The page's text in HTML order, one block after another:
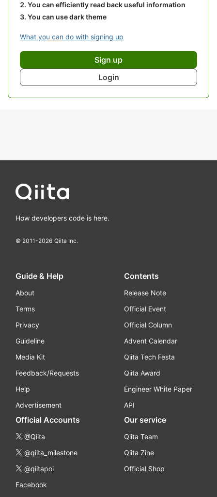
You can efficiently read back useful information
You can use dark theme
What you can do with signing up
Sign up
Login
How developers code is here.
© 2011-2026 Qiita Inc.
Guide & Help
About
Terms
Privacy
Guideline
Media Kit
Feedback/Requests
Help
Advertisement
Contents
Release Note
Official Event
Official Column
Advent Calendar
Qiita Tech Festa
Qiita Award
Engineer White Paper
API
Official Accounts
@Qiita
@qiita_milestone
@qiitapoi
Facebook
Our service
Qiita Team
Qiita Zine
Official Shop